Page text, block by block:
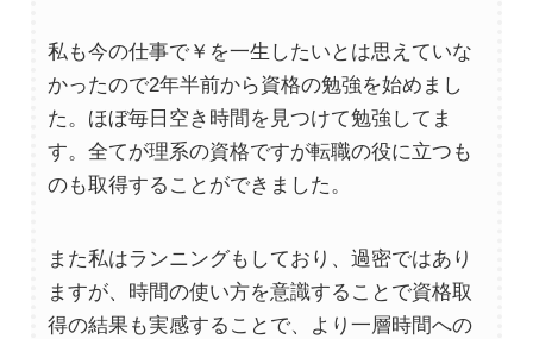
私も今の仕事で￥を一生したいとは思えていな
かったので2年半前から資格の勉強を始めまし
た。ほぼ毎日空き時間を見つけて勉強してま
す。全てが理系の資格ですが転職の役に立つも
のも取得することができました。
また私はランニングもしており、過密ではあり
ますが、時間の使い方を意識することで資格取
得の結果も実感することで、より一層時間への